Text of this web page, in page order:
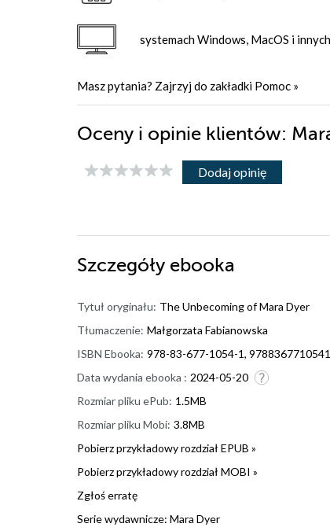
systemach Windows, MacOS i innych
Masz pytania? Zajrzyj do zakładki Pomoc »
Oceny i opinie klientów:
Dodaj opinię
Szczegóły ebooka
Tytuł oryginału: The Unbecoming of Mara Dyer
Tłumaczenie: Małgorzata Fabianowska
ISBN Ebooka: 978-83-677-1054-1, 9788367710541
Data wydania ebooka : 2024-05-20
Rozmiar pliku ePub: 1.5MB
Rozmiar pliku Mobi: 3.8MB
Pobierz przykładowy rozdział EPUB »
Pobierz przykładowy rozdział MOBI »
Zgłoś erratę
Serie wydawnicze: Mara Dyer